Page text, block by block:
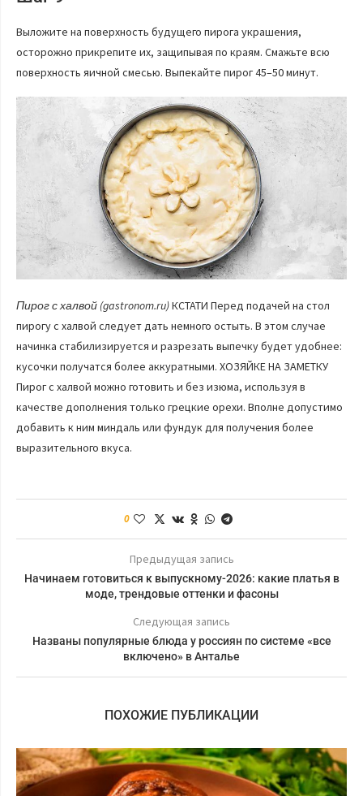
Выложите на поверхность будущего пирога украшения,
осторожно прикрепите их, защипывая по краям. Смажьте всю
поверхность яичной смесью. Выпекайте пирог 45–50 минут.
Пирог с халвой (gastronom.ru)КСТАТИ Перед подачей на стол
пирогу с халвой следует дать немного остыть. В этом случае
начинка стабилизируется и разрезать выпечку будет удобнее:
кусочки получатся более аккуратными. ХОЗЯЙКЕ НА ЗАМЕТКУ
Пирог с халвой можно готовить и без изюма, используя в
качестве дополнения только грецкие орехи. Вполне допустимо
добавить к ним миндаль или фундук для получения более
выразительного вкуса.
0
Предыдущая запись
Начинаем готовиться к выпускному-2026: какие платья в
моде, трендовые оттенки и фасоны
Следующая запись
Названы популярные блюда у россиян по системе «все
включено» в Анталье
ПОХОЖИЕ ПУБЛИКАЦИИ